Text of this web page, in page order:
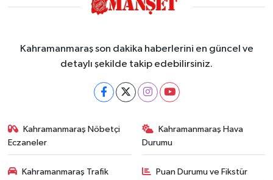
Kahramanmaraş son dakika haberlerini en güncel ve
detaylı şekilde takip edebilirsiniz.
Kahramanmaraş Nöbetçi
Eczaneler
Kahramanmaraş Hava
Durumu
Kahramanmaraş Trafik
Puan Durumu ve Fikstür